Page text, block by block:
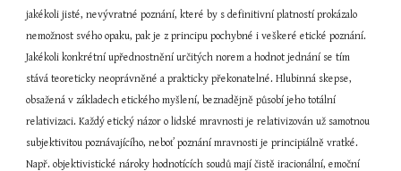
jakékoli jisté, nevývratné poznání, které by s definitivní platností prokázalo
nemožnost svého opaku, pak je z principu pochybné i veškeré etické poznání.
Jakékoli konkrétní upřednostnění určitých norem a hodnot jednání se tím
stává teoreticky neoprávněné a prakticky překonatelné. Hlubinná skepse,
obsažená v základech etického myšlení, beznadějně působí jeho totální
relativizaci. Každý etický názor o lidské mravnosti je relativizován už samotnou
subjektivitou poznávajícího, neboť poznání mravnosti je principiálně vratké.
Např. objektivistické nároky hodnotících soudů mají čistě iracionální, emoční